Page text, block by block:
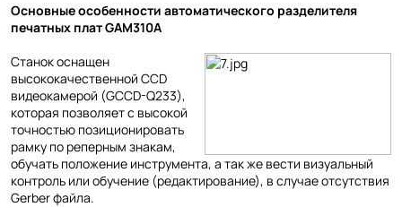
Основные особенности автоматического разделителя
печатных плат GAM310A
Станок оснащен
высококачественной CCD
видеокамерой (GCCD-Q233),
которая позволяет с высокой
точностью позиционировать
рамку по реперным знакам,
обучать положение инструмента, а так же вести визуальный
контроль или обучение (редактирование), в случае отсутствия
Gerber файла.